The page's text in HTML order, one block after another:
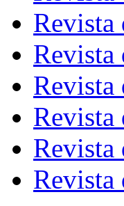
Revista
Revista
Revista
Revista
Revista
Revista